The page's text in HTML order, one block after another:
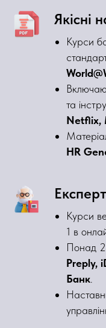
Якісні
Курси
та
Netflix,
HR
Курси
1 в
Понад
Preply,
Банк